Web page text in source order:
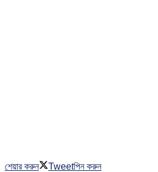
শেয়ার করুন Tweetপিন করুন